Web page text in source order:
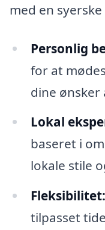
med en
Personlig
for at
dine ønsker
Lokal
baseret i
lokale stile
Fleksibilitet:
tilpasset